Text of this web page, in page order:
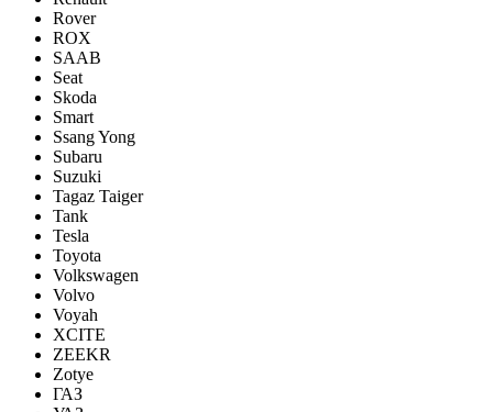
Rover
ROX
SAAB
Seat
Skoda
Smart
Ssang Yong
Subaru
Suzuki
Tagaz Taiger
Tank
Tesla
Toyota
Volkswagen
Volvo
Voyah
XCITE
ZEEKR
Zotye
ГАЗ